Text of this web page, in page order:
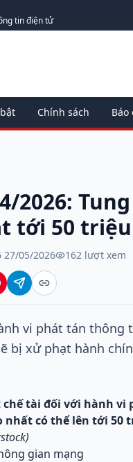
tin điện tử
Chính sách Báo
2026:
tới 50
27/05/2026 162 lượt xem
vi phát tán
bị xử phạt hành
tài đối với hành
nhất có thể lên tới 50
gian mạng